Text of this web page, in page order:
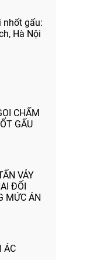
nhốt gấu:
Hà Nội
CHẤM
GẤU
VẢY
ĐỐI
MỨC ÁN
ÁC